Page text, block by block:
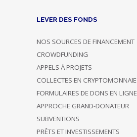
LEVER DES FONDS
NOS SOURCES DE FINANCEMENT
CROWDFUNDING
APPELS À PROJETS
COLLECTES EN CRYPTOMONNAIE
FORMULAIRES DE DONS EN LIGNE
APPROCHE GRAND-DONATEUR
SUBVENTIONS
PRÊTS ET INVESTISSEMENTS